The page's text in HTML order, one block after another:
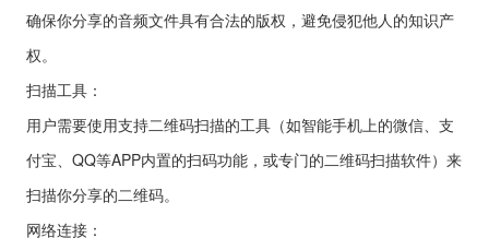
确保你分享的音频文件具有合法的版权，避免侵犯他人的知识产
权。
扫描工具：
用户需要使用支持二维码扫描的工具（如智能手机上的微信、支
付宝、QQ等APP内置的扫码功能，或专门的二维码扫描软件）来
扫描你分享的二维码。
网络连接：